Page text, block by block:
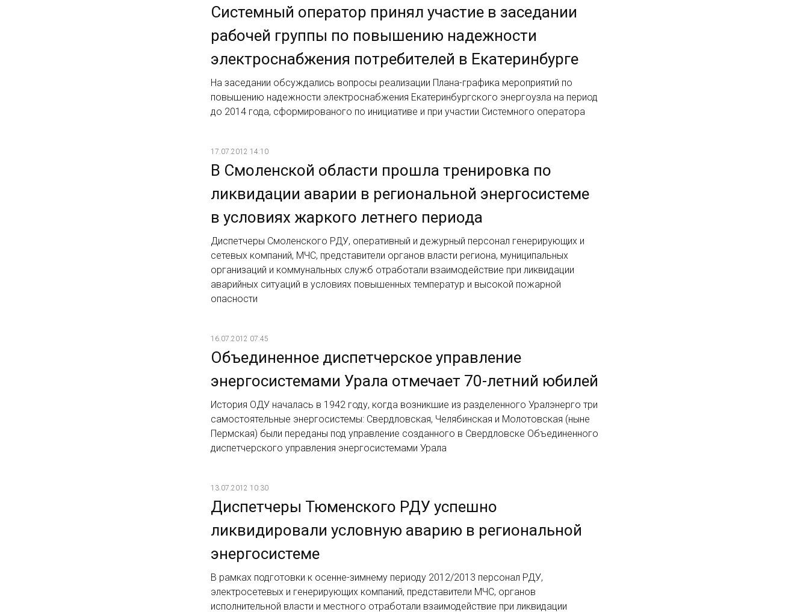
Системный оператор принял участие в заседании
рабочей группы по повышению надежности
электроснабжения потребителей в Екатеринбурге
На заседании обсуждались вопросы реализации Плана-графика мероприятий по
повышению надежности электроснабжения Екатеринбургского энергоузла на период
до 2014 года, сформированого по инициативе и при участии Системного оператора
17.07.2012 14:10
В Смоленской области прошла тренировка по
ликвидации аварии в региональной энергосистеме
в условиях жаркого летнего периода
Диспетчеры Смоленского РДУ, оперативный и дежурный персонал генерирующих и
сетевых компаний, МЧС, представители органов власти региона, муниципальных
организаций и коммунальных служб отработали взаимодействие при ликвидации
аварийных ситуаций в условиях повышенных температур и высокой пожарной
опасности
16.07.2012 07:45
Объединенное диспетчерское управление
энергосистемами Урала отмечает 70-летний юбилей
История ОДУ началась в 1942 году, когда возникшие из разделенного Уралэнерго три
самостоятельные энергосистемы: Свердловская, Челябинская и Молотовская (ныне
Пермская) были переданы под управление созданного в Свердловске Объединенного
диспетчерского управления энергосистемами Урала
13.07.2012 10:30
Диспетчеры Тюменского РДУ успешно
ликвидировали условную аварию в региональной
энергосистеме
В рамках подготовки к осенне-зимнему периоду 2012/2013 персонал РДУ,
электросетевых и генерирующих компаний, представители МЧС, органов
исполнительной власти и местного отработали взаимодействие при ликвидации